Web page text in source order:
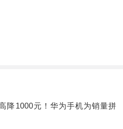
降1000元！华为手机为销量拼